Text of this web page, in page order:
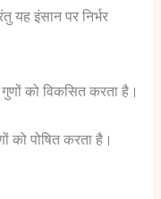
यह इंसान पर निर्भर
को विकसित करता है।
पोषित करता है।